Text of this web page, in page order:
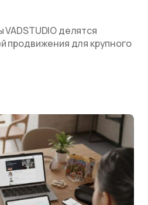
делятся
продвижения для крупного